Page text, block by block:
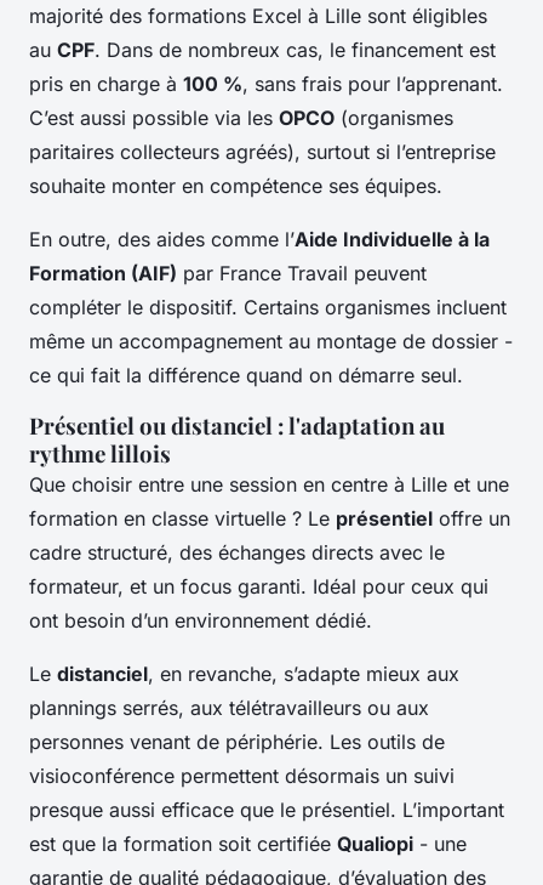
majorité des formations Excel à Lille sont éligibles
au CPF. Dans de nombreux cas, le financement est
pris en charge à 100 %, sans frais pour l’apprenant.
C’est aussi possible via les OPCO (organismes
paritaires collecteurs agréés), surtout si l’entreprise
souhaite monter en compétence ses équipes.
En outre, des aides comme l’Aide Individuelle à la
Formation (AIF) par France Travail peuvent
compléter le dispositif. Certains organismes incluent
même un accompagnement au montage de dossier -
ce qui fait la différence quand on démarre seul.
Présentiel ou distanciel : l'adaptation au
rythme lillois
Que choisir entre une session en centre à Lille et une
formation en classe virtuelle ? Le présentiel offre un
cadre structuré, des échanges directs avec le
formateur, et un focus garanti. Idéal pour ceux qui
ont besoin d’un environnement dédié.
Le distanciel, en revanche, s’adapte mieux aux
plannings serrés, aux télétravailleurs ou aux
personnes venant de périphérie. Les outils de
visioconférence permettent désormais un suivi
presque aussi efficace que le présentiel. L’important
est que la formation soit certifiée Qualiopi - une
garantie de qualité pédagogique, d’évaluation des